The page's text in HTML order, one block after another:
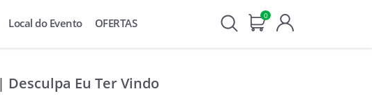
Local do Evento OFERTAS
0
Eu Ter Vindo